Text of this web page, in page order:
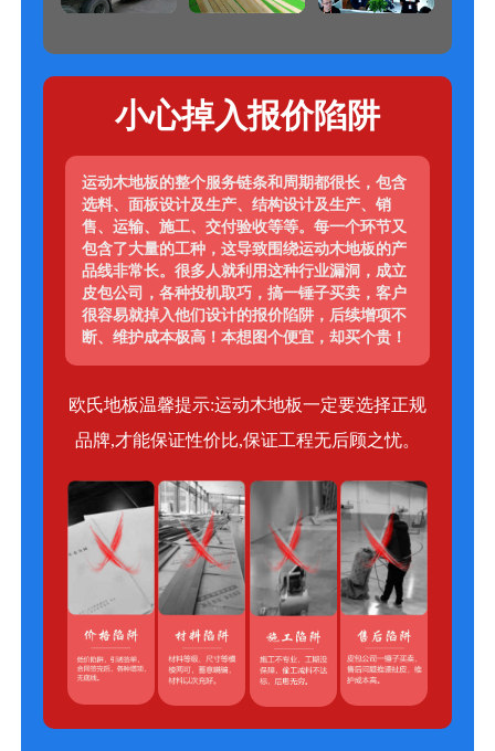
小心掉入报价陷阱
运动木地板的整个服务链条和周期都很长，包含
选料、面板设计及生产、结构设计及生产、销
售、运输、施工、交付验收等等。每一个环节又
包含了大量的工种，这导致围绕运动木地板的产
品线非常长。很多人就利用这种行业漏洞，成立
皮包公司，各种投机取巧，搞一锤子买卖，客户
很容易就掉入他们设计的报价陷阱，后续增项不
断、维护成本极高！本想图个便宜，却买个贵！
欧氏地板温馨提示:运动木地板一定要选择正规
品牌,才能保证性价比,保证工程无后顾之忧。